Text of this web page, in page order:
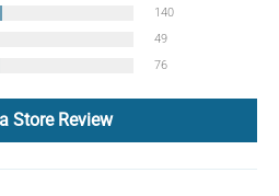
140
49
76
Store Review